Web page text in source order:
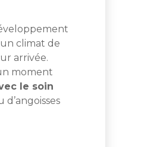
climat de
arrivée.
moment
le soin